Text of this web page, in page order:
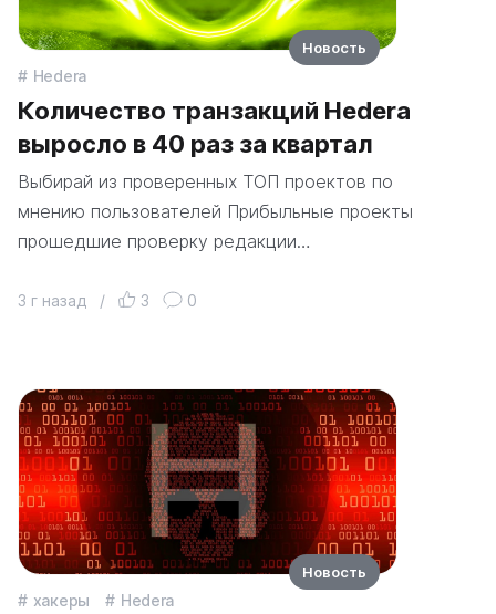
Hedera
Количество транзакций Hedera
выросло в 40 раз за квартал
Выбирай из проверенных ТОП проектов по
мнению пользователей Прибыльные проекты
прошедшие проверку редакции…
3 г назад / 3 0
Новость
хакеры Hedera
Новость